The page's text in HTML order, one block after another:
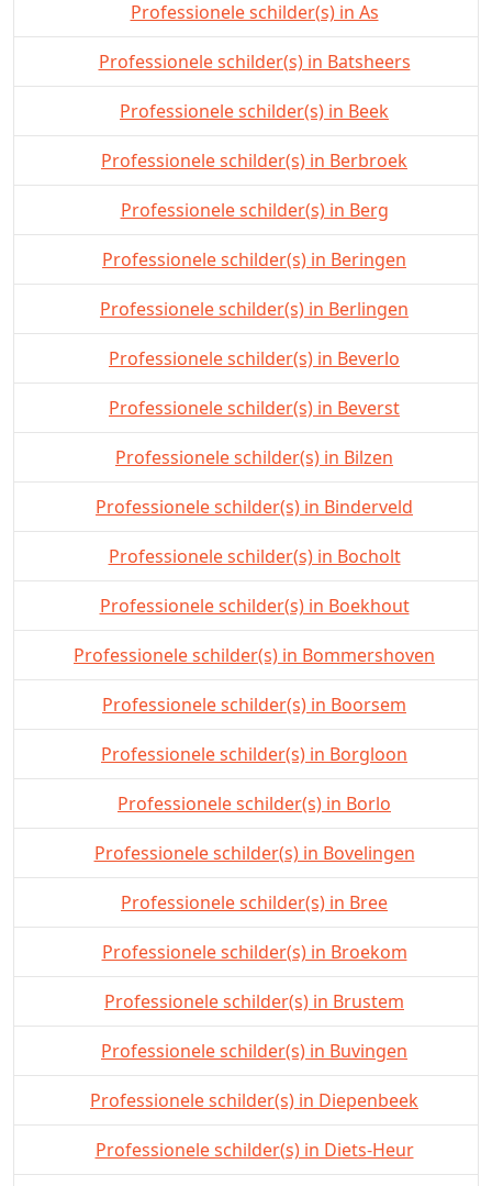
Professionele schilder(s) in As
Professionele schilder(s) in Batsheers
Professionele schilder(s) in Beek
Professionele schilder(s) in Berbroek
Professionele schilder(s) in Berg
Professionele schilder(s) in Beringen
Professionele schilder(s) in Berlingen
Professionele schilder(s) in Beverlo
Professionele schilder(s) in Beverst
Professionele schilder(s) in Bilzen
Professionele schilder(s) in Binderveld
Professionele schilder(s) in Bocholt
Professionele schilder(s) in Boekhout
Professionele schilder(s) in Bommershoven
Professionele schilder(s) in Boorsem
Professionele schilder(s) in Borgloon
Professionele schilder(s) in Borlo
Professionele schilder(s) in Bovelingen
Professionele schilder(s) in Bree
Professionele schilder(s) in Broekom
Professionele schilder(s) in Brustem
Professionele schilder(s) in Buvingen
Professionele schilder(s) in Diepenbeek
Professionele schilder(s) in Diets-Heur